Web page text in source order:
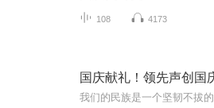
108 4173
国庆献礼！领先声创国